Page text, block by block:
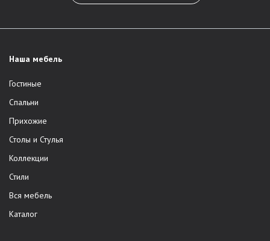
Наша мебель
Гостиные
Спальни
Прихожие
Столы и Стулья
Коллекции
Стили
Вся мебель
Каталог